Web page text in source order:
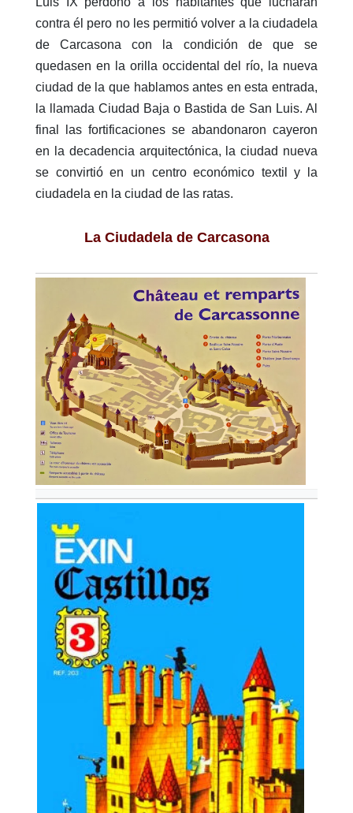
contra él pero no les permitió volver a la ciudadela
de Carcasona con la condición de que se
quedasen en la orilla occidental del río, la nueva
ciudad de la que hablamos antes en esta entrada,
la llamada Ciudad Baja o Bastida de San Luis. Al
final las fortificaciones se abandonaron cayeron
en la decadencia arquitectónica, la ciudad nueva
se convirtió en un centro económico textil y la
ciudadela en la ciudad de las ratas.
La Ciudadela de Carcasona